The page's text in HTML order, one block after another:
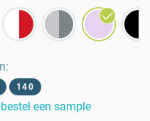
:
140
bestel een sample